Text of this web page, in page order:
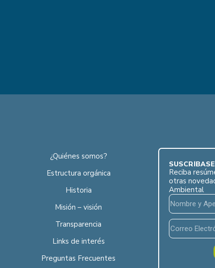
¿Quiénes somos?
Estructura orgánica
Historia
Misión – visión
Transparencia
Links de interés
Preguntas Frecuentes
Reciba
otras
Ambiental